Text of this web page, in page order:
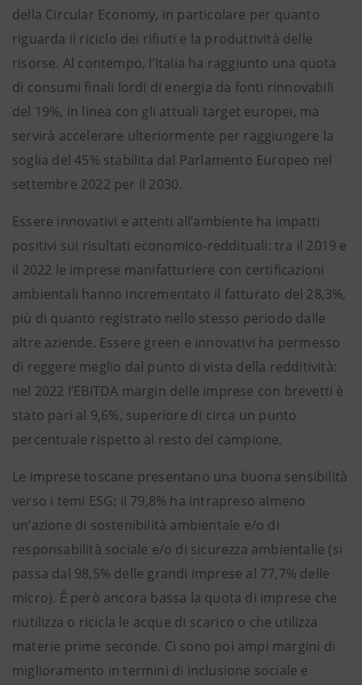
della Circular Economy, in particolare per quanto
riguarda il riciclo dei rifiuti e la produttività delle
risorse. Al contempo, l’Italia ha raggiunto una quota
di consumi finali lordi di energia da fonti rinnovabili
del 19%, in linea con gli attuali target europei, ma
servirà accelerare ulteriormente per raggiungere la
soglia del 45% stabilita dal Parlamento Europeo nel
settembre 2022 per il 2030.
Essere innovativi e attenti all’ambiente ha impatti
positivi sui risultati economico-reddituali: tra il 2019 e
il 2022 le imprese manifatturiere con certificazioni
ambientali hanno incrementato il fatturato del 28,3%,
più di quanto registrato nello stesso periodo dalle
altre aziende. Essere green e innovativi ha permesso
di reggere meglio dal punto di vista della redditività:
nel 2022 l’EBITDA margin delle imprese con brevetti è
stato pari al 9,6%, superiore di circa un punto
percentuale rispetto al resto del campione.
Le imprese toscane presentano una buona sensibilità
verso i temi ESG: il 79,8% ha intrapreso almeno
un’azione di sostenibilità ambientale e/o di
responsabilità sociale e/o di sicurezza ambientalie (si
passa dal 98,5% delle grandi imprese al 77,7% delle
micro). É però ancora bassa la quota di imprese che
riutilizza o ricicla le acque di scarico o che utilizza
materie prime seconde. Ci sono poi ampi margini di
miglioramento in termini di inclusione sociale e